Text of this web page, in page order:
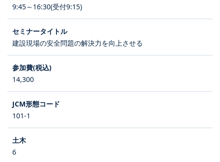
9:45～16:30(受付9:15)
建設現場の安全問題の解決力を向上させる
14,300
101-1
6